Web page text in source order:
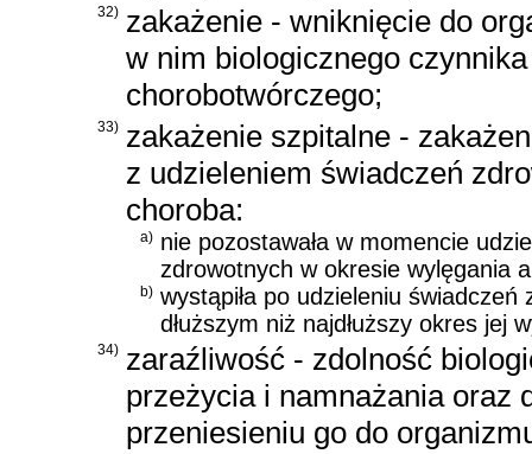
32) zakażenie - wniknięcie do
w nim biologicznego czynnika
chorobotwórczego;
33) zakażenie szpitalne -
z udzieleniem świadczeń
choroba:
a) nie pozostawała w momencie
zdrowotnych w okresie wylęgania
b) wystąpiła po udzieleniu
dłuższym niż najdłuższy okres jej
34) zaraźliwość - zdolność
przeżycia i namnażania oraz
przeniesieniu go do